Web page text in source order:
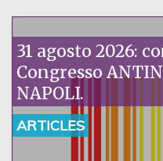
31 agosto 2026:
Congresso
NAPOLI.
ARTICLES